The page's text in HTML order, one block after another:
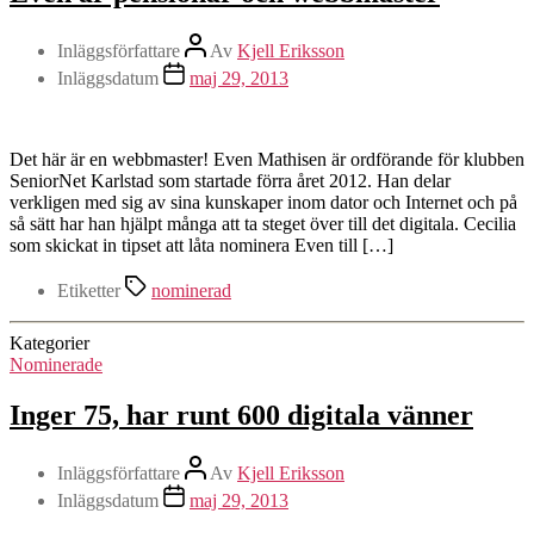
Inläggsförfattare Av Kjell Eriksson
Inläggsdatum
maj 29, 2013
Det här är en webbmaster! Even Mathisen är ordförande för klubben
SeniorNet Karlstad som startade förra året 2012. Han delar
verkligen med sig av sina kunskaper inom dator och Internet och på
så sätt har han hjälpt många att ta steget över till det digitala. Cecilia
som skickat in tipset att låta nominera Even till […]
Etiketter nominerad
Kategorier
Nominerade
Inger 75, har runt 600 digitala vänner
Inläggsförfattare Av Kjell Eriksson
Inläggsdatum
maj 29, 2013